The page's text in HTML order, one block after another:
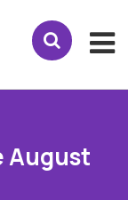
August